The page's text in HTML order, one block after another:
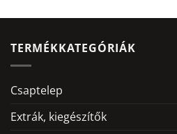
több
variációja
a
TERMÉKKATEGÓRIÁK
Csaptelep
Extrák, kiegészítők